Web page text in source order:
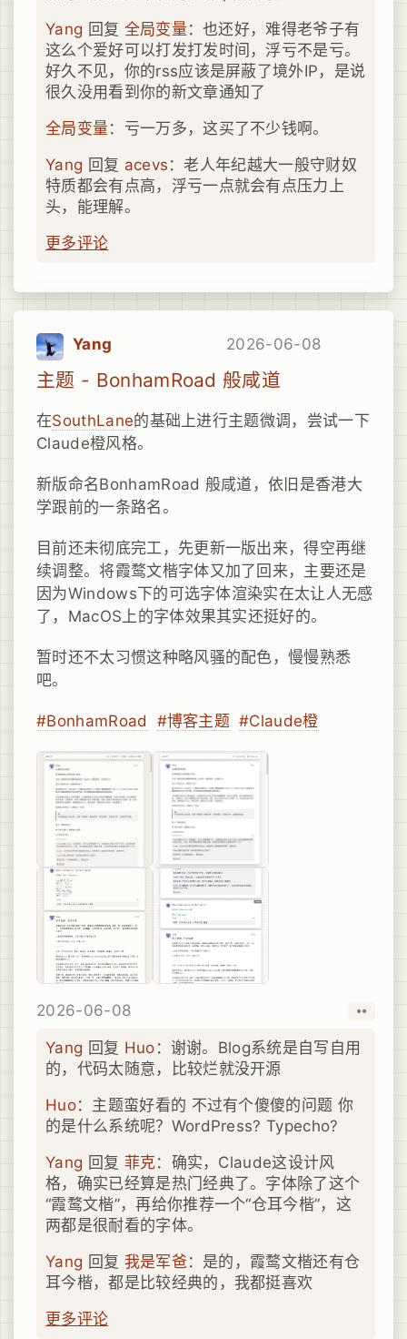
Yang 回复 全局变量：也还好，难得老爷子有
这么个爱好可以打发打发时间，浮亏不是亏。
好久不见，你的rss应该是屏蔽了境外IP，是说
很久没用看到你的新文章通知了
全局变量：亏一万多，这买了不少钱啊。
Yang 回复 acevs ：老人年纪越大一般守财奴
特质都会有点高，浮亏一点就会有点压力上
头，能理解。
更多评论
Yang 2026-06-08
主题 - BonhamRoad 般咸道
在SouthLane的基础上进行主题微调，尝试一下
Claude橙风格。
新版命名BonhamRoad 般咸道，依旧是香港大
学跟前的一条路名。
目前还未彻底完工，先更新一版出来，得空再继
续调整。将霞鹜文楷字体又加了回来，主要还是
因为Windows下的可选字体渲染实在太让人无感
了，MacOS上的字体效果其实还挺好的。
暂时还不太习惯这种略风骚的配色，慢慢熟悉
吧。
#BonhamRoad #博客主题 #Claude橙
2026-06-08
Yang 回复 Huo ：谢谢。Blog系统是自写自用
的，代码太随意，比较烂就没开源
Huo：主题蛮好看的 不过有个傻傻的问题 你
的是什么系统呢？WordPress? Typecho?
Yang 回复 菲克：确实，Claude这设计风
格，确实已经算是热门经典了。字体除了这个
“霞鹜文楷”，再给你推荐一个“仓耳今楷”，这
两都是很耐看的字体。
Yang 回复 我是军爸 ：是的，霞鹜文楷还有仓
耳今楷，都是比较经典的，我都挺喜欢
更多评论